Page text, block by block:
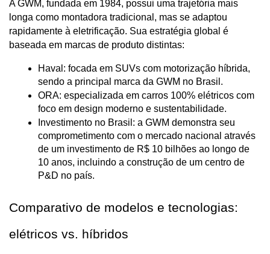
A GWM, fundada em 1984, possui uma trajetória mais
longa como montadora tradicional, mas se adaptou
rapidamente à eletrificação. Sua estratégia global é
baseada em marcas de produto distintas:
Haval: focada em SUVs com motorização híbrida,
sendo a principal marca da GWM no Brasil.
ORA: especializada em carros 100% elétricos com
foco em design moderno e sustentabilidade.
Investimento no Brasil: a GWM demonstra seu
comprometimento com o mercado nacional através
de um investimento de R$ 10 bilhões ao longo de
10 anos, incluindo a construção de um centro de
P&D no país.
Comparativo de modelos e tecnologias:
elétricos vs. híbridos